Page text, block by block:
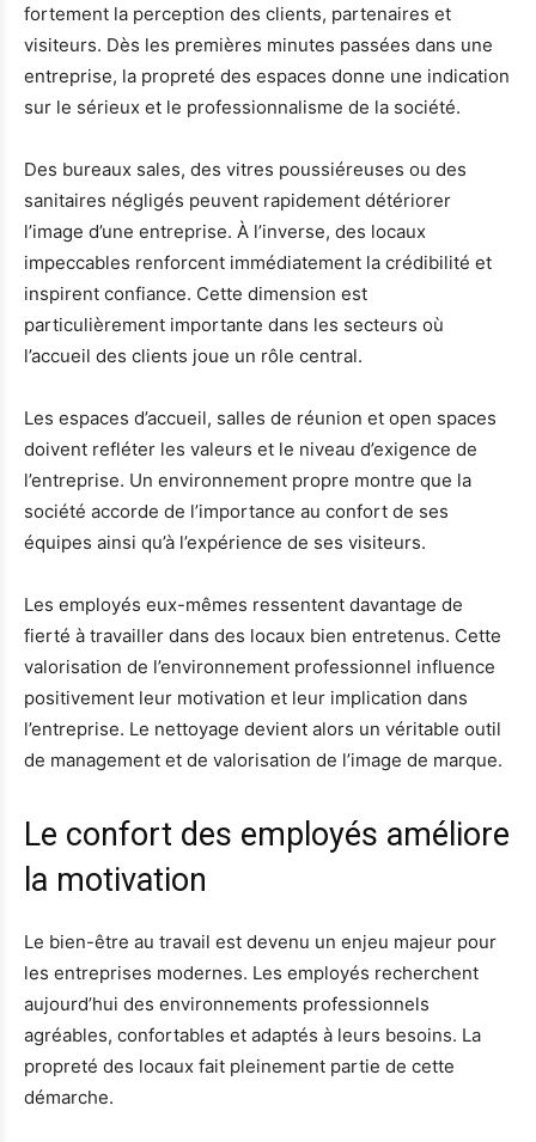
fortement la perception des clients, partenaires et
visiteurs. Dès les premières minutes passées dans une
entreprise, la propreté des espaces donne une indication
sur le sérieux et le professionnalisme de la société.
Des bureaux sales, des vitres poussiéreuses ou des
sanitaires négligés peuvent rapidement détériorer
l’image d’une entreprise. À l’inverse, des locaux
impeccables renforcent immédiatement la crédibilité et
inspirent confiance. Cette dimension est
particulièrement importante dans les secteurs où
l’accueil des clients joue un rôle central.
Les espaces d’accueil, salles de réunion et open spaces
doivent refléter les valeurs et le niveau d’exigence de
l’entreprise. Un environnement propre montre que la
société accorde de l’importance au confort de ses
équipes ainsi qu’à l’expérience de ses visiteurs.
Les employés eux-mêmes ressentent davantage de
fierté à travailler dans des locaux bien entretenus. Cette
valorisation de l’environnement professionnel influence
positivement leur motivation et leur implication dans
l’entreprise. Le nettoyage devient alors un véritable outil
de management et de valorisation de l’image de marque.
Le confort des employés améliore
la motivation
Le bien-être au travail est devenu un enjeu majeur pour
les entreprises modernes. Les employés recherchent
aujourd’hui des environnements professionnels
agréables, confortables et adaptés à leurs besoins. La
propreté des locaux fait pleinement partie de cette
démarche.